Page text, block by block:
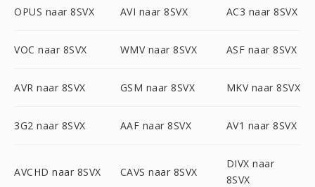
OPUS naar 8SVX AVI naar 8SVX AC3 naar 8SVX
VOC naar 8SVX WMV naar 8SVX ASF naar 8SVX
AVR naar 8SVX GSM naar 8SVX MKV naar 8SVX
3G2 naar 8SVX AAF naar 8SVX AV1 naar 8SVX
AVCHD naar 8SVX CAVS naar 8SVX
DIVX naar
8SVX